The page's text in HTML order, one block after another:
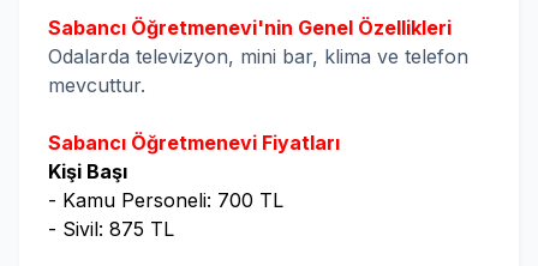
Sabancı Öğretmenevi'nin Genel Özellikleri
Odalarda televizyon, mini bar, klima ve telefon
mevcuttur.
Sabancı Öğretmenevi Fiyatları
Kişi Başı
- Kamu Personeli: 700 TL
- Sivil: 875 TL